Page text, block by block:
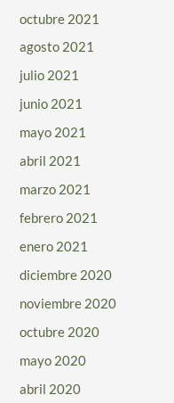
octubre 2021
agosto 2021
julio 2021
junio 2021
mayo 2021
abril 2021
marzo 2021
febrero 2021
enero 2021
diciembre 2020
noviembre 2020
octubre 2020
mayo 2020
abril 2020